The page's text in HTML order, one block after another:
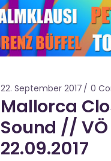
22. September 2017 0
Mallorca
Sound //
22.09.2017